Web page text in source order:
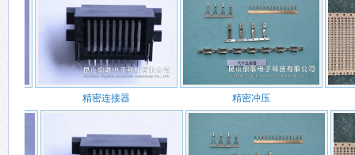
精密连接器 精密冲压